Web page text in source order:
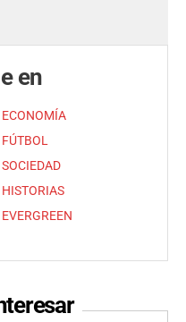
en
ECONOMÍA
FÚTBOL
SOCIEDAD
HISTORIAS
EVERGREEN